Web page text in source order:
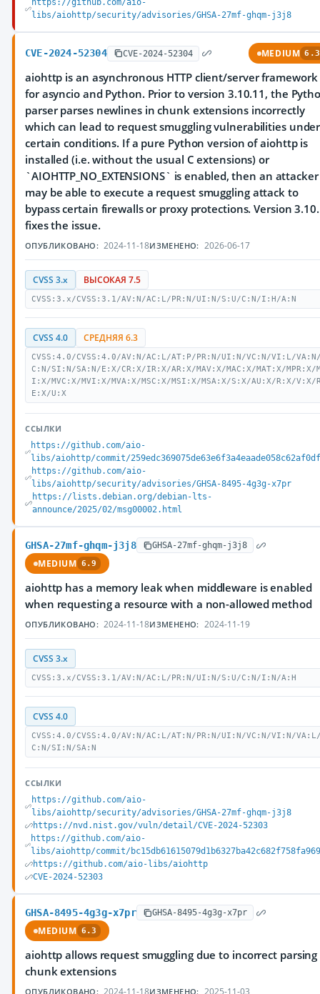
https://github.com/aio-
libs/aiohttp/security/advisories/GHSA-27mf-ghqm-j3j8
CVE-2024-52304 CVE-2024-52304 MEDIUM 6.3
aiohttp is an asynchronous HTTP client/server framework
for asyncio and Python. Prior to version 3.10.11, the
parser parses newlines in chunk extensions incorrectly
which can lead to request smuggling vulnerabilities under
certain conditions. If a pure Python version of aiohttp is
installed (i.e. without the usual C extensions) or
`AIOHTTP_NO_EXTENSIONS` is enabled, then an attacker
may be able to execute a request smuggling attack to
bypass certain firewalls or proxy protections. Version
fixes the issue.
ОПУБЛИКОВАНО: 2024-11-18ИЗМЕНЕНО: 2026-06-17
CVSS 3.x ВЫСОКАЯ 7.5
CVSS:3.x/CVSS:3.1/AV:N/AC:L/PR:N/UI:N/S:U/C:N/I:H/A:N
CVSS 4.0 СРЕДНЯЯ 6.3
CVSS:4.0/CVSS:4.0/AV:N/AC:L/AT:P/PR:N/UI:N/VC:N/VI:L/
C:N/SI:N/SA:N/E:X/CR:X/IR:X/AR:X/MAV:X/MAC:X/MAT:X/MPR:X/
I:X/MVC:X/MVI:X/MVA:X/MSC:X/MSI:X/MSA:X/S:X/AU:X/R:X/V:X/
E:X/U:X
ССЫЛКИ
https://github.com/aio-
libs/aiohttp/commit/
https://github.com/aio-
libs/aiohttp/security/advisories/GHSA-8495-4g3g-x7pr
https://lists.debian.org/debian-lts-
announce/2025/02/msg00002.html
GHSA-27mf-ghqm-j3j8 GHSA-27mf-ghqm-j3j8
MEDIUM 6.9
aiohttp has a memory leak when middleware is enabled
when requesting a resource with a non-allowed method
ОПУБЛИКОВАНО: 2024-11-18ИЗМЕНЕНО: 2024-11-19
CVSS 3.x
CVSS:3.x/CVSS:3.1/AV:N/AC:L/PR:N/UI:N/S:U/C:N/I:N/A:H
CVSS 4.0
CVSS:4.0/CVSS:4.0/AV:N/AC:L/AT:N/PR:N/UI:N/VC:N/VI:N/
C:N/SI:N/SA:N
ССЫЛКИ
https://github.com/aio-
libs/aiohttp/security/advisories/GHSA-27mf-ghqm-j3j8
https://nvd.nist.gov/vuln/detail/CVE-2024-52303
https://github.com/aio-
libs/aiohttp/commit/
https://github.com/aio-libs/aiohttp
CVE-2024-52303
GHSA-8495-4g3g-x7pr GHSA-8495-4g3g-x7pr
MEDIUM 6.3
aiohttp allows request smuggling due to incorrect parsing
chunk extensions
ОПУБЛИКОВАНО: 2024-11-18ИЗМЕНЕНО: 2025-11-03